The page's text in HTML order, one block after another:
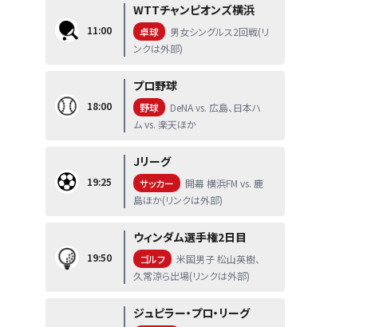
11:00
WTTチャンピオンズ横浜
卓球
男女シングルス2回戦(リ
ンクは外部)
18:00
プロ野球
野球
DeNA vs. 広島、日本ハ
ム vs. 楽天ほか
19:25
Jリーグ
サッカー
開幕 横浜FM vs. 鹿
島ほか(リンクは外部)
19:50
ウィンダム選手権2日目
ゴルフ
米国男子 松山英樹、
久常涼ら出場(リンクは外部)
ジュピラー・プロ・リーグ